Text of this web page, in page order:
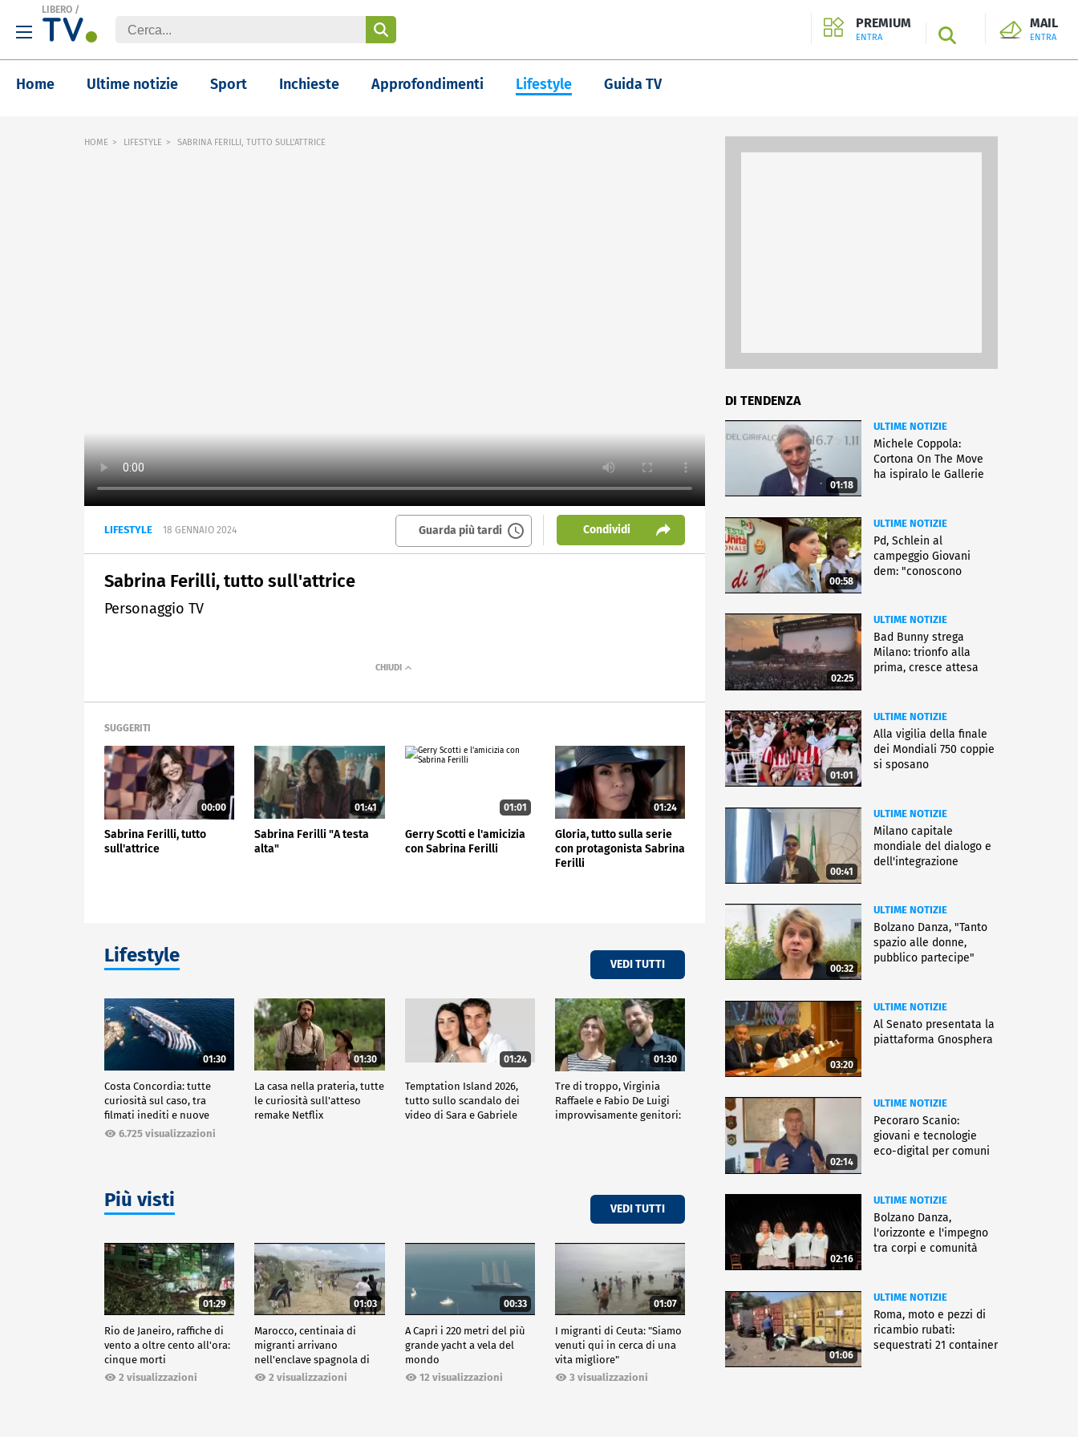
LIBERO /
PREMIUM
ENTRA SEARCH
MAIL
ENTRA
Home Ultime notizie Sport Inchieste Approfondimenti Lifestyle Guida TV
HOME LIFESTYLE SABRINA FERILLI, TUTTO SULL'ATTRICE
LIFESTYLE 18 GENNAIO 2024 Guarda più tardi Condividi
Sabrina Ferilli, tutto sull'attrice
Personaggio TV
SUGGERITI
00:00
Sabrina Ferilli, tutto
sull'attrice
01:41
Sabrina Ferilli "A testa
alta"
01:01
Gerry Scotti e l'amicizia
con Sabrina Ferilli
01:24
Gloria, tutto sulla serie
con protagonista Sabrina
Ferilli
Lifestyle VEDI TUTTI
01:30
Costa Concordia: tutte
curiosità sul caso, tra
filmati inediti e nuove
ricostruzioni
6.725 visualizzazioni
01:30
La casa nella prateria, tutte
le curiosità sull'atteso
remake Netflix
01:24
Temptation Island 2026,
tutto sullo scandalo dei
video di Sara e Gabriele
01:30
Tre di troppo, Virginia
Raffaele e Fabio De Luigi
improvvisamente genitori:
Più visti VEDI TUTTI
01:29
Rio de Janeiro, raffiche di
vento a oltre cento all'ora:
cinque morti
2 visualizzazioni
01:03
Marocco, centinaia di
migranti arrivano
nell'enclave spagnola di
Ceuta2 visualizzazioni
00:33
A Capri i 220 metri del più
grande yacht a vela del
mondo
12 visualizzazioni
01:07
I migranti di Ceuta: "Siamo
venuti qui in cerca di una
vita migliore"
3 visualizzazioni
DI TENDENZA
01:18
ULTIME NOTIZIE
Michele Coppola:
Cortona On The Move
ha ispiralo le Gallerie
00:58
ULTIME NOTIZIE
Pd, Schlein al
campeggio Giovani
dem: "conoscono
02:25
ULTIME NOTIZIE
Bad Bunny strega
Milano: trionfo alla
prima, cresce attesa
01:01
ULTIME NOTIZIE
Alla vigilia della finale
dei Mondiali 750 coppie
si sposano
00:41
ULTIME NOTIZIE
Milano capitale
mondiale del dialogo e
dell'integrazione
00:32
ULTIME NOTIZIE
Bolzano Danza, "Tanto
spazio alle donne,
pubblico partecipe"
03:20
ULTIME NOTIZIE
Al Senato presentata la
piattaforma Gnosphera
02:14
ULTIME NOTIZIE
Pecoraro Scanio:
giovani e tecnologie
eco-digital per comuni
02:16
ULTIME NOTIZIE
Bolzano Danza,
l'orizzonte e l'impegno
tra corpi e comunità
01:06
ULTIME NOTIZIE
Roma, moto e pezzi di
ricambio rubati:
sequestrati 21 container